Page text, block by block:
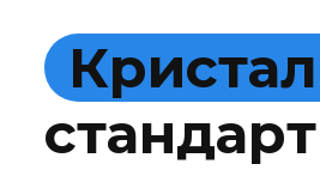
Кристал
стандарт